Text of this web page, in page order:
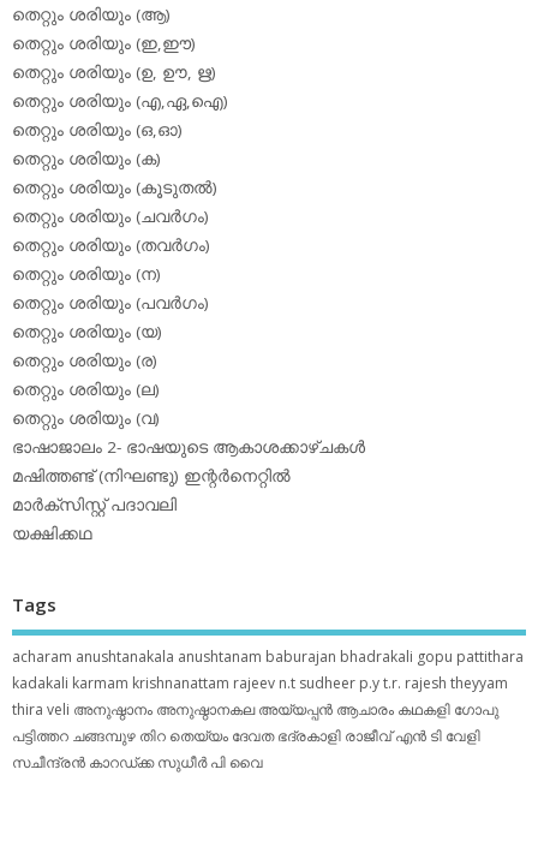
തെറ്റും ശരിയും (ആ)
തെറ്റും ശരിയും (ഇ,ഈ)
തെറ്റും ശരിയും (ഉ, ഊ, ഋ)
തെറ്റും ശരിയും (എ,ഏ,ഐ)
തെറ്റും ശരിയും (ഒ,ഓ)
തെറ്റും ശരിയും (ക)
തെറ്റും ശരിയും (കൂടുതല്‍)
തെറ്റും ശരിയും (ചവര്‍ഗം)
തെറ്റും ശരിയും (തവര്‍ഗം)
തെറ്റും ശരിയും (ന)
തെറ്റും ശരിയും (പവര്‍ഗം)
തെറ്റും ശരിയും (യ)
തെറ്റും ശരിയും (ര)
തെറ്റും ശരിയും (ല)
തെറ്റും ശരിയും (വ)
ഭാഷാജാലം 2- ഭാഷയുടെ ആകാശക്കാഴ്ചകള്‍
മഷിത്തണ്ട് (നിഘണ്ടു) ഇന്റര്‍നെറ്റില്‍
മാര്‍ക്‌സിസ്റ്റ് പദാവലി
യക്ഷിക്കഥ
Tags
acharam anushtanakala anushtanam baburajan bhadrakali gopu pattithara
kadakali karmam krishnanattam rajeev n.t sudheer p.yt.r. rajesh theyyam
thira veli അനുഷ്ഠാനം അനുഷ്ഠാനകല അയ്യപ്പന്‍ ആചാരം കഥകളി ഗോപു
പട്ടിത്തറ ചങ്ങമ്പുഴ തിറ തെയ്യം ദേവത ഭദ്രകാളി രാജീവ് എൻ ടി വേളി
സചീന്ദ്രന്‍ കാറഡ്ക്ക സുധീര്‍ പി വൈ